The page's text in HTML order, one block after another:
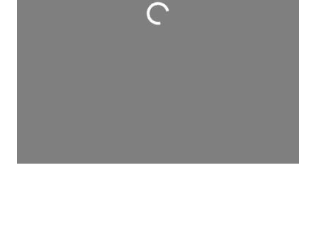
Wird geladen …